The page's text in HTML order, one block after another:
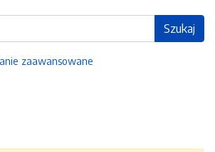
Szukaj
zaawansowane